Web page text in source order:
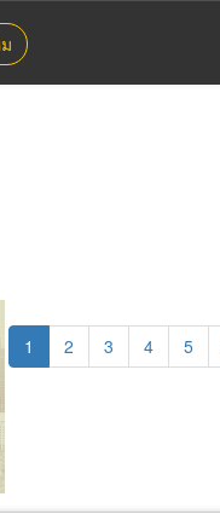
Current
page
1 Page
2 Page
3 Page
4 Page
5